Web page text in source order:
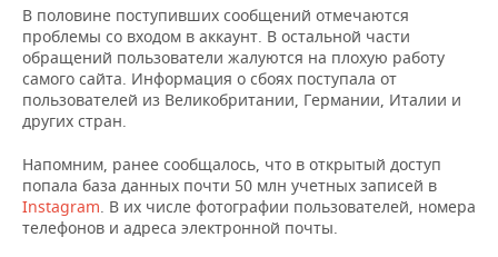
ВУЗЫ ТАТАРСТАНА
КОМУ ПРИНАДЛЕЖАТ
ТОРГОВЫЕ ЦЕНТРЫ
ТАТАРСТАНА
БАНКИ
БЮДЖЕТ
ИНВЕСТИЦИИ
АГРОПРОМ
МАШИНОСТРОЕНИЕ
НЕФТЬ
ОПК
НОВОСТИ НЕДВИЖИМОСТИ
АВТО
НОВОСТИ АВТО
БИЗНЕС
НОВОСТИ БИЗНЕСА
РОЗНИЧНАЯ ТОРГОВЛЯ
ТРАНСПОРТ
ТЕХНОЛОГИИ
НОВОСТИ ТЕХНОЛОГИЙ
IT
МЕРОПРИЯТИЯ
НОВОСТИ МЕРОПРИЯТИЙ
СПОРТ
В половине поступивших сообщений отмечаются
проблемы со входом в аккаунт. В остальной части
обращений пользователи жалуются на плохую работу
самого сайта. Информация о сбоях поступала от
пользователей из Великобритании, Германии, Италии и
других стран.
Напомним, ранее сообщалось, что в открытый доступ
попала база данных почти 50 млн учетных записей в
Instagram. В их числе фотографии пользователей, номера
телефонов и адреса электронной почты.